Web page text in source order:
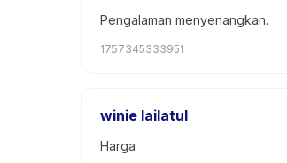
Pengalaman menyenangkan.
1757345333951
winie lailatul
Harga